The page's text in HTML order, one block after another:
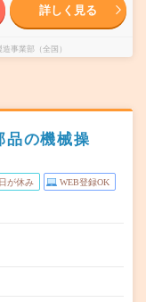
詳しく見る
事業部（全国）
品の機械操
が休み WEB登録OK